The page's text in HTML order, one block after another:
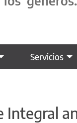
Servicios
Integral